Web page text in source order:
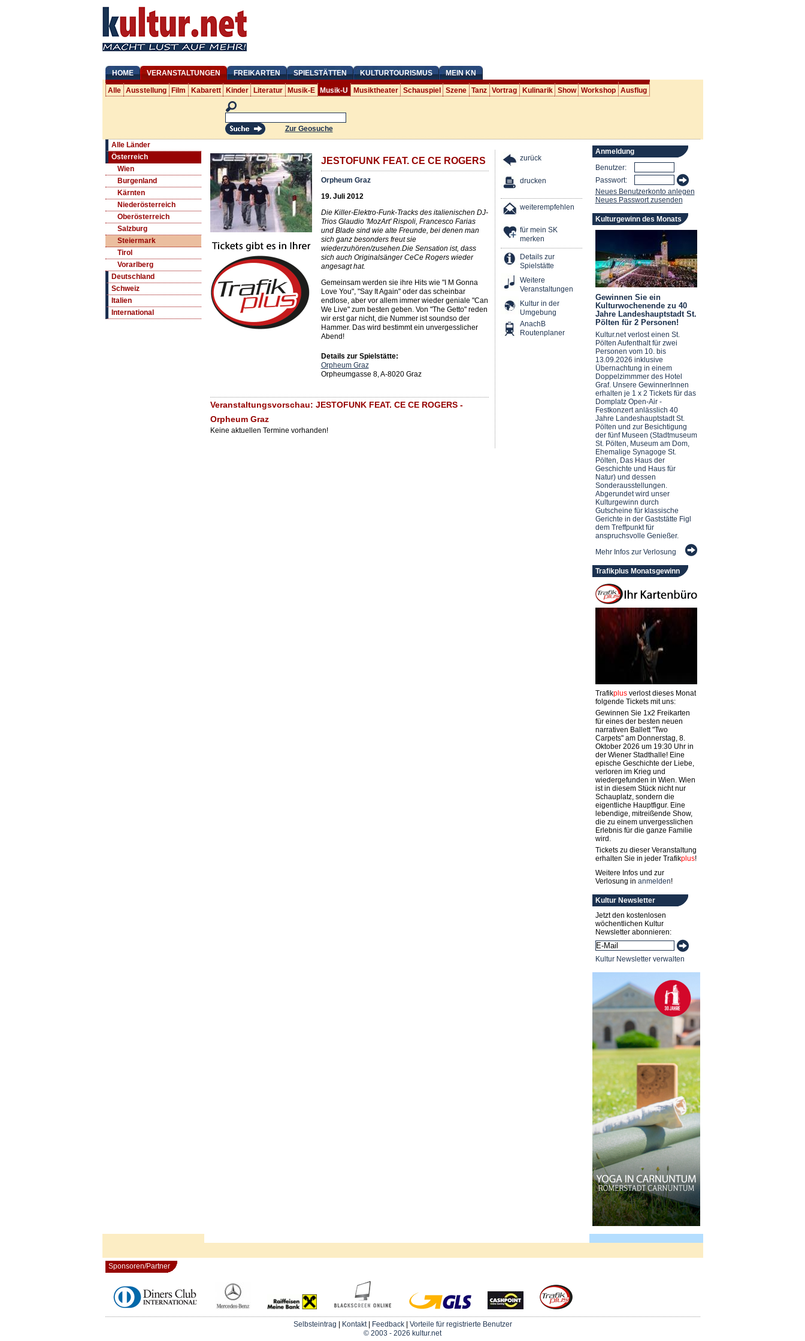
HOME VERANSTALTUNGEN FREIKARTEN SPIELSTÄTTEN KULTURTOURISMUS MEIN KN
Alle Ausstellung Film Kabarett Kinder Literatur Musik-E Musik-U Musiktheater Schauspiel Szene Tanz Vortrag Kulinarik Show Workshop Ausflug
Zur Geosuche
Alle Länder
Österreich
Wien
Burgenland
Kärnten
Niederösterreich
Oberösterreich
Salzburg
Steiermark
Tirol
Vorarlberg
Deutschland
Schweiz
Italien
International
JESTOFUNK FEAT. CE CE ROGERS
Orpheum Graz
19. Juli 2012
Die Killer-Elektro-Funk-Tracks des italienischen DJ-
Trios Glaudio 'MozArt' Rispoli, Francesco Farias
und Blade sind wie alte Freunde, bei denen man
sich ganz besonders freut sie
wiederzuhören/zusehen.Die Sensation ist, dass
sich auch Originalsänger CeCe Rogers wieder
angesagt hat.
Gemeinsam werden sie ihre Hits wie "I M Gonna
Love You", "Say It Again" oder das scheinbar
endlose, aber vor allem immer wieder geniale "Can
We Live" zum besten geben. Von "The Getto" reden
wir erst gar nicht, die Nummer ist soundso der
Hammer. Das wird bestimmt ein unvergesslicher
Abend!
Details zur Spielstätte:
Orpheum Graz
Orpheumgasse 8, A-8020 Graz
Veranstaltungsvorschau: JESTOFUNK FEAT. CE CE ROGERS -
Orpheum Graz
Keine aktuellen Termine vorhanden!
zurück
drucken
weiterempfehlen
für mein SK
merken
Details zur
Spielstätte
Weitere
Veranstaltungen
Kultur in der
Umgebung
AnachB
Routenplaner
Anmeldung
Benutzer:
Passwort:
Neues Benutzerkonto anlegen
Neues Passwort zusenden
Kulturgewinn des Monats
Gewinnen Sie ein
Kulturwochenende zu 40
Jahre Landeshauptstadt St.
Pölten für 2 Personen!
Kultur.net verlost einen St.
Pölten Aufenthalt für zwei
Personen vom 10. bis
13.09.2026 inklusive
Übernachtung in einem
Doppelzimmmer des Hotel
Graf. Unsere GewinnerInnen
erhalten je 1 x 2 Tickets für das
Domplatz Open-Air -
Festkonzert anlässlich 40
Jahre Landeshauptstadt St.
Pölten und zur Besichtigung
der fünf Museen (Stadtmuseum
St. Pölten, Museum am Dom,
Ehemalige Synagoge St.
Pölten, Das Haus der
Geschichte und Haus für
Natur) und dessen
Sonderausstellungen.
Abgerundet wird unser
Kulturgewinn durch
Gutscheine für klassische
Gerichte in der Gaststätte Figl
dem Treffpunkt für
anspruchsvolle Genießer.
Mehr Infos zur Verlosung
Trafikplus Monatsgewinn
Trafikplusverlost dieses Monat
folgende Tickets mit uns:
Gewinnen Sie 1x2 Freikarten
für eines der besten neuen
narrativen Ballett "Two
Carpets" am Donnerstag, 8.
Oktober 2026 um 19:30 Uhr in
der Wiener Stadthalle! Eine
epische Geschichte der Liebe,
verloren im Krieg und
wiedergefunden in Wien. Wien
ist in diesem Stück nicht nur
Schauplatz, sondern die
eigentliche Hauptfigur. Eine
lebendige, mitreißende Show,
die zu einem unvergesslichen
Erlebnis für die ganze Familie
wird.
Tickets zu dieser Veranstaltung
erhalten Sie in jeder Trafikplus!
Weitere Infos und zur
Verlosung in anmelden!
Kultur Newsletter
Jetzt den kostenlosen
wöchentlichen Kultur
Newsletter abonnieren:
Kultur Newsletter verwalten
Sponsoren/Partner
Selbsteintrag Kontakt| Feedback| Vorteile für registrierte Benutzer
© 2003 - 2026 kultur.net